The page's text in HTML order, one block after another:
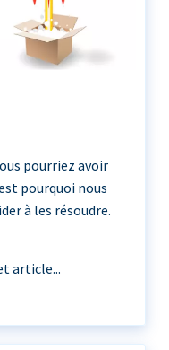
pourriez avoir
pourquoi nous
à les résoudre.
article...